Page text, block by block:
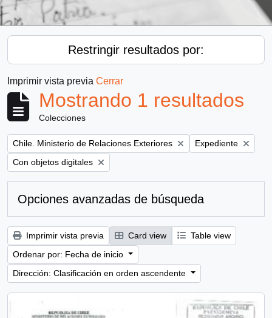
Restringir resultados por:
Imprimir vista previa Cerrar
Mostrando 1 resultados
Colecciones
Remove filter:
Chile. Ministerio de Relaciones Exteriores Remove filter:
Expediente
Remove filter:
Con objetos digitales
Opciones avanzadas de búsqueda
Imprimir vista previa Card view
Table view
Ordenar por: Fecha de inicio
Dirección: Clasificación en orden ascendente